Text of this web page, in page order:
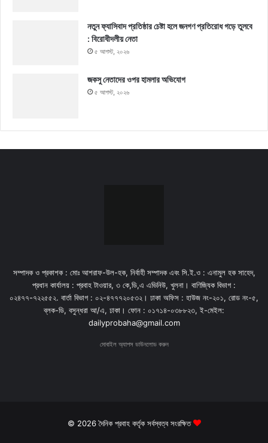
নতুন ফ্যাসিবাদ প্রতিষ্ঠার চেষ্টা হলে জনগণ প্রতিরোধ গড়ে তুলবে
: বিরোধীদলীয় নেতা
৫ আগস্ট, ২০২৬
জকসু নেতাদের ওপর হামলার অভিযোগ
৫ আগস্ট, ২০২৬
সম্পাদক ও প্রকাশক : মোঃ আশরাফ-উল-হক, নির্বাহী সম্পাদক এবং সি.ই.ও : এনামুল হক সাহেদ,
প্রধান কার্যালয় : প্রবাহ টাওয়ার, ৩ কে,ডি,এ এভিনিউ, খুলনা। বাণিজ্যিক বিভাগ :
০২৪৭৭-৭২২৫৫২. বার্তা বিভাগ : ০২-৪৭৭৭২০৫৩২। ঢাকা অফিস : হাউজ নং-২০১, রোড নং-৫,
ব্লক-ডি, বসুন্ধরা আ/এ, ঢাকা। ফোন : ০১৭১৪-০৩৮৮২৩, ই-মেইল:
dailyprobaha@gmail.com
মোবাইল অ্যাপস ডাউনলোড করুন
© 2026 দৈনিক প্রবাহ কর্তৃক সর্বস্বত্ব সংরক্ষিত